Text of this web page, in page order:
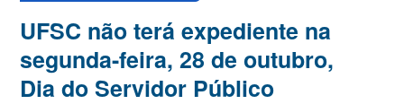
UFSC não terá expediente na
segunda-feira, 28 de outubro,
Dia do Servidor Público